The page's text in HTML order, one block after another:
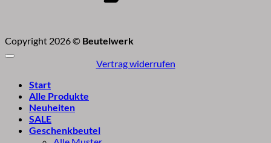
Copyright 2026 © Beutelwerk
Vertrag widerrufen
Start
Alle Produkte
Neuheiten
SALE
Geschenkbeutel